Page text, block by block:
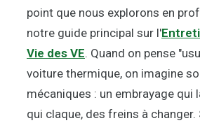
point que nous explorons en
notre guide principal sur l'
Vie des VE. Quand on pense
voiture thermique, on imagine
mécaniques : un embrayage qui
qui claque, des freins à changer.